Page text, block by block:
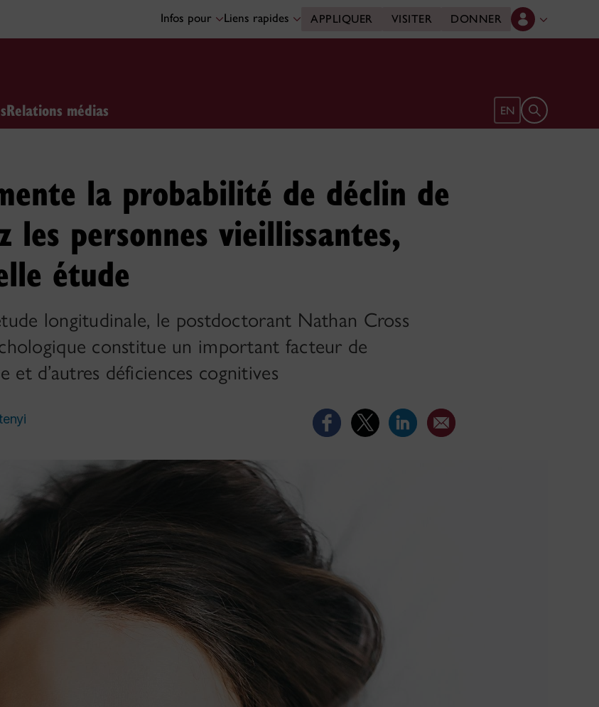
Infos pour Liens rapides APPLIQUER VISITER DONNER
Relations médias EN Ouvrir le
la probabilité de déclin de
les personnes vieillissantes,
étude
longitudinale, le postdoctorant Nathan Cross
constitue un important facteur de
d’autres déficiences cognitives